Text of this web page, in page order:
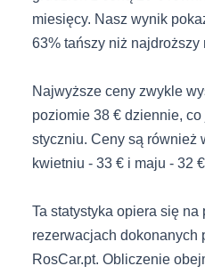
miesięcy. Nasz wynik
63% tańszy niż najdroższy
Najwyższe ceny zwykle
poziomie 38 € dziennie,
styczniu. Ceny są również
kwietniu - 33 € i maju - 32
Ta statystyka opiera się na
rezerwacjach dokonanych
RosCar.pt. Obliczenie